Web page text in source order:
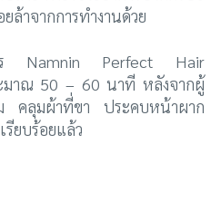
ล้าจากการทำงานด้วย
าร Namnin Perfect Hair
มาณ 50 – 60 นาที หลังจากผู้
ม คลุมผ้าที่ขา ประคบหน้าผาก
ยบร้อยแล้ว